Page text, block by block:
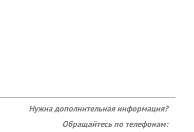
Нужна дополнительная информация?
Обращайтесь по телефонам: